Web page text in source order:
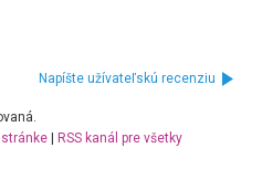
Napíšte užívateľskú recenziu
stránke|
RSS kanál pre všetky